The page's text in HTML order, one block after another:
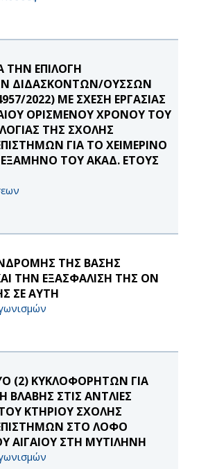
ΤΗΝ ΕΠΙΛΟΓΗ
ΔΙΔΑΣΚΟΝΤΩΝ/ΟΥΣΣΩΝ
2022) ΜΕ ΣΧΕΣΗ ΕΡΓΑΣΙΑΣ
ΟΡΙΣΜΕΝΟΥ ΧΡΟΝΟΥ ΤΟΥ
ΤΗΣ ΣΧΟΛΗΣ
ΓΙΑ ΤΟ ΧΕΙΜΕΡΙΝΟ
ΕΞΑΜΗΝΟ ΤΟΥ ΑΚΑΔ. ΕΤΟΥΣ
ΤΗΣ ΒΑΣΗΣ
ΤΗΝ ΕΞΑΣΦΑΛΙΣΗ ΤΗΣ ON
ΣΕ ΑΥΤΗ
(2) ΚΥΚΛΟΦΟΡΗΤΩΝ ΓΙΑ
ΣΤΙΣ ΑΝΤΛΙΕΣ
ΚΤΗΡΙΟΥ ΣΧΟΛΗΣ
ΣΤΟ ΛΟΦΟ
ΑΙΓΑΙΟΥ ΣΤΗ ΜΥΤΙΛΗΝΗ